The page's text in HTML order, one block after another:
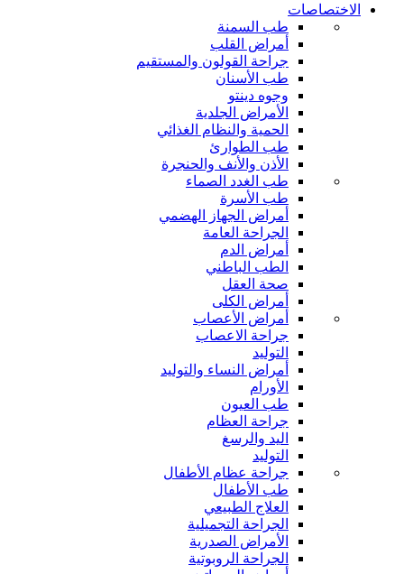
الاختصاصات
طب السمنة
أمراض القلب
جراحة القولون والمستقيم
طب الأسنان
وجوه دينتو
الأمراض الجلدية
الحمية والنظام الغذائي
طب الطوارئ
الأذن والأنف والحنجرة
طب الغدد الصماء
طب الأسرة
أمراض الجهاز الهضمي
الجراحة العامة
أمراض الدم
الطب الباطني
صحة العقل
أمراض الكلى
أمراض الأعصاب
جراحة الاعصاب
التوليد
أمراض النساء والتوليد
الأورام
طب العيون
جراحة العظام
اليد والرسغ
التوليد
جراحة عظام الأطفال
طب الأطفال
العلاج الطبيعي
الجراحة التجميلية
الأمراض الصدرية
الجراحة الروبوتية